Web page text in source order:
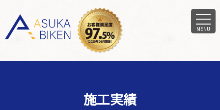
MENU
施工実績